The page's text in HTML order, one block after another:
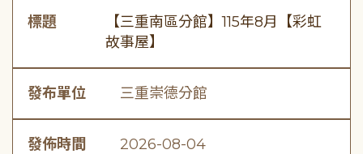
標題
【三重南區分館】115年8月【彩虹
故事屋】
發布單位 三重崇德分館
發佈時間 2026-08-04